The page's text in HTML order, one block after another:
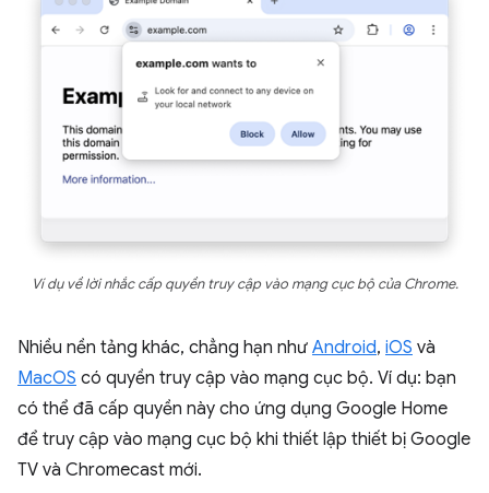
Ví dụ về lời nhắc cấp quyền truy cập vào mạng cục bộ của Chrome.
Nhiều nền tảng khác, chẳng hạn như Android, iOS và
MacOS có quyền truy cập vào mạng cục bộ. Ví dụ: bạn
có thể đã cấp quyền này cho ứng dụng Google Home
để truy cập vào mạng cục bộ khi thiết lập thiết bị Google
TV và Chromecast mới.